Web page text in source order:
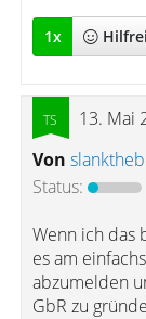
1x
13. Mai
Von
Status:
Wenn ich das
es am
abzumelden
GbR zu